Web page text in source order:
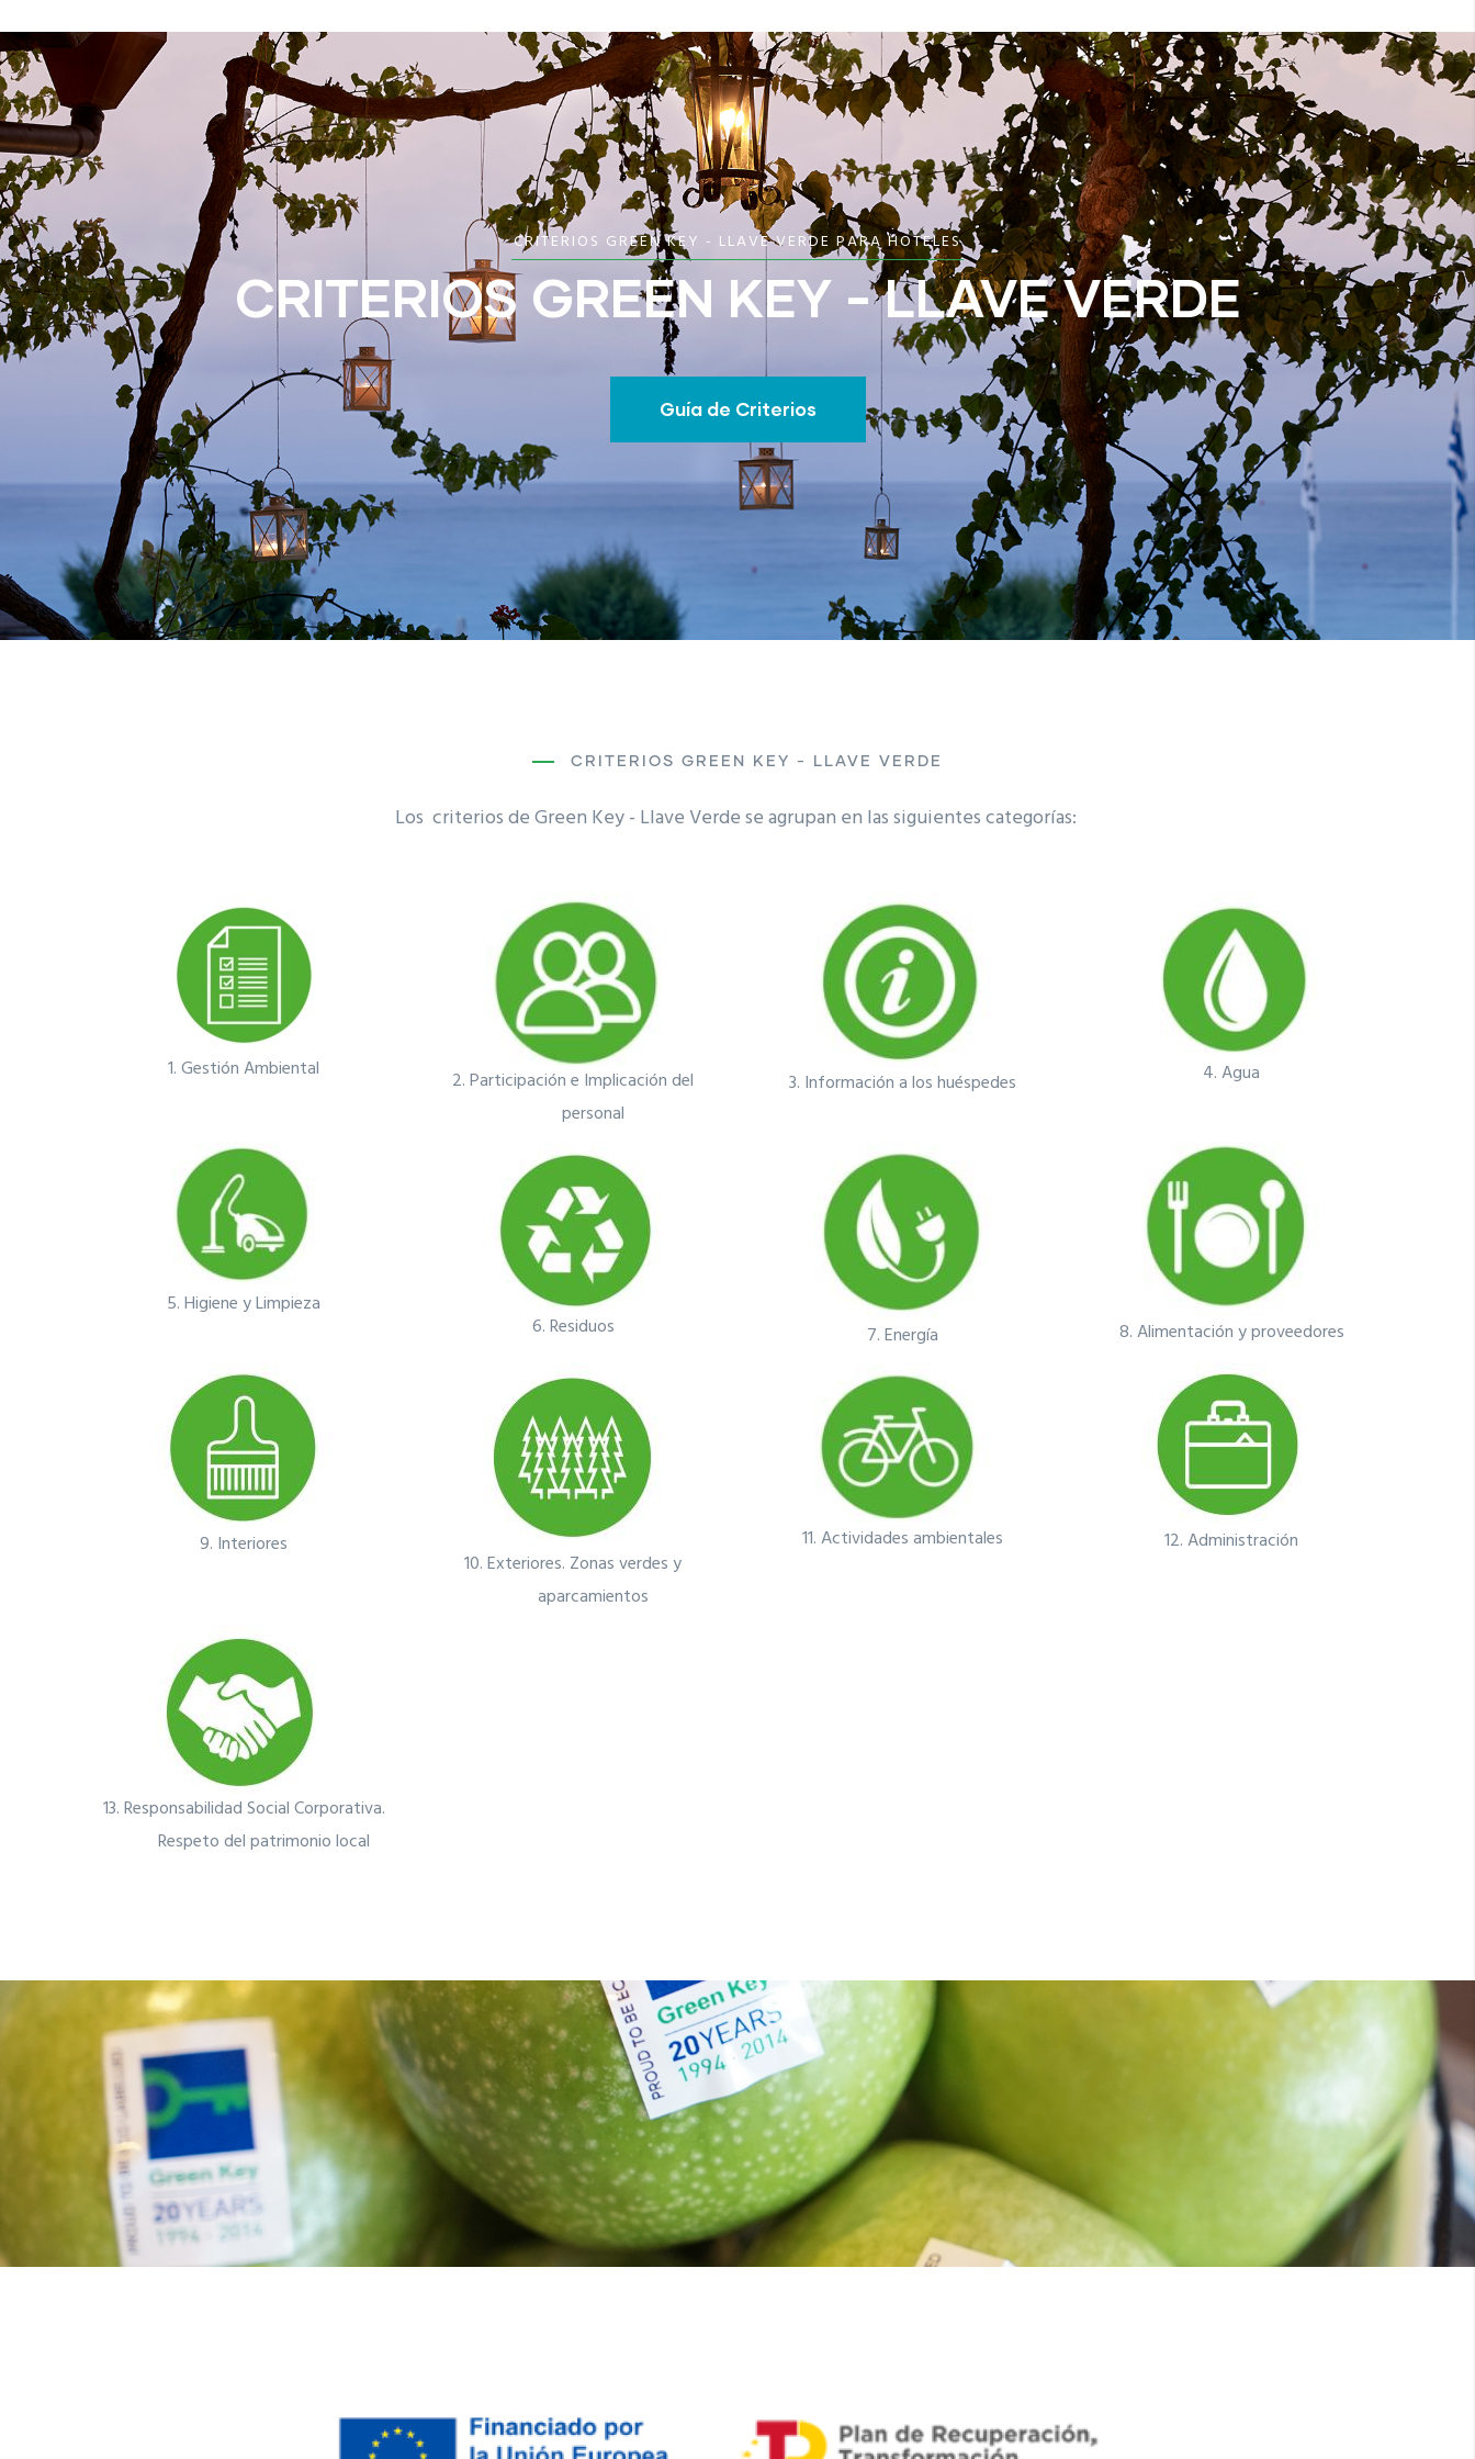
CRITERIOS GREEN KEY - LLAVE VERDE PARA HOTELES
CRITERIOS GREEN KEY - LLAVE VERDE
Guía de Criterios
CRITERIOS GREEN KEY - LLAVE VERDE
Los criterios de Green Key - Llave Verde se agrupan en las siguientes categorías:
1.Gestión Ambiental 2.Participación e Implicación del
personal
3. Información a los huéspedes 4.Agua
5.Higiene y Limpieza
6.Residuos 7.Energía 8.Alimentación y proveedores
9. Interiores
10.Exteriores. Zonas verdes y
aparcamientos
11.Actividades ambientales 12.Administración
13.Responsabilidad Social Corporativa.
Respeto del patrimonio local